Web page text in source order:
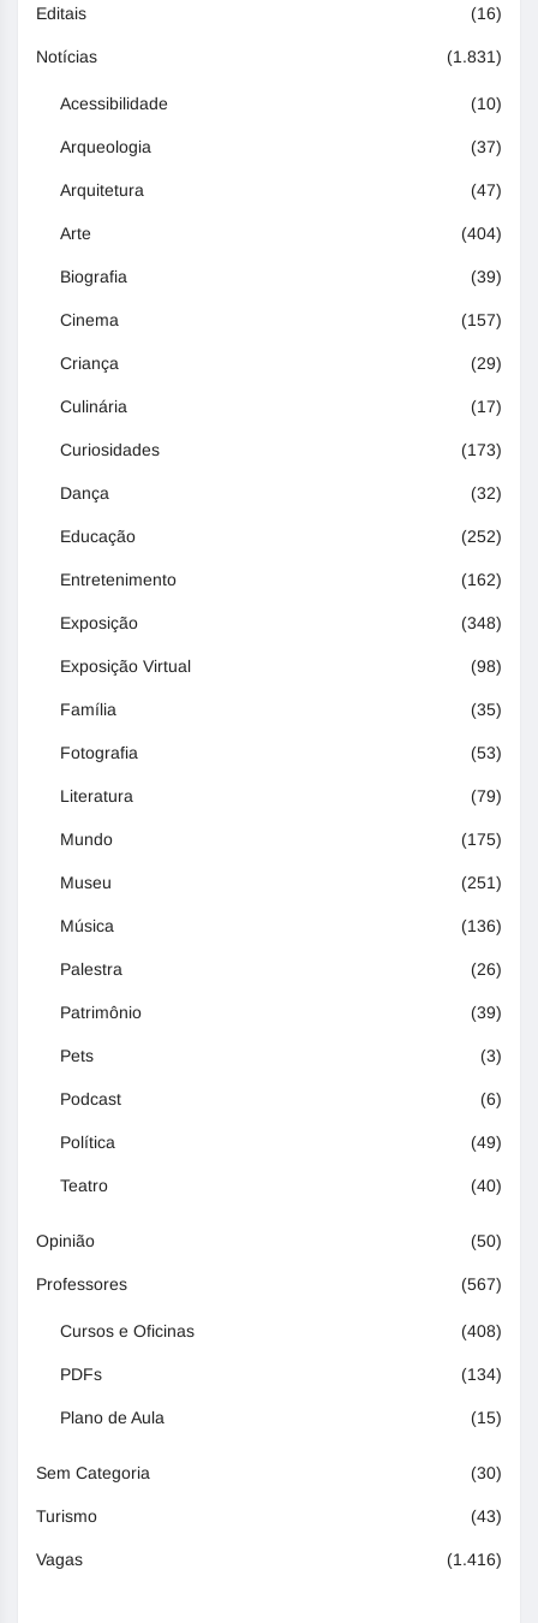
Editais (16)
Notícias (1.831)
Acessibilidade (10)
Arqueologia (37)
Arquitetura (47)
Arte (404)
Biografia (39)
Cinema (157)
Criança (29)
Culinária (17)
Curiosidades (173)
Dança (32)
Educação (252)
Entretenimento (162)
Exposição (348)
Exposição Virtual (98)
Família (35)
Fotografia (53)
Literatura (79)
Mundo (175)
Museu (251)
Música (136)
Palestra (26)
Patrimônio (39)
Pets (3)
Podcast (6)
Política (49)
Teatro (40)
Opinião (50)
Professores (567)
Cursos e Oficinas (408)
PDFs (134)
Plano de Aula (15)
Sem Categoria (30)
Turismo (43)
Vagas (1.416)